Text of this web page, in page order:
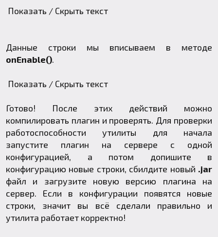
Показать / Скрыть текст
Данные строки мы вписываем в методе
onEnable().
Показать / Скрыть текст
Готово! После этих действий можно
компилировать плагин и проверять. Для проверки
работоспособности утилиты для начала
запустите плагин на сервере с одной
конфигурацией, а потом допишите в
конфигурацию новые строки, сбилдите новый .jar
файл и загрузите новую версию плагина на
сервер. Если в конфигурации появятся новые
строки, значит вы всё сделали правильно и
утилита работает корректно!